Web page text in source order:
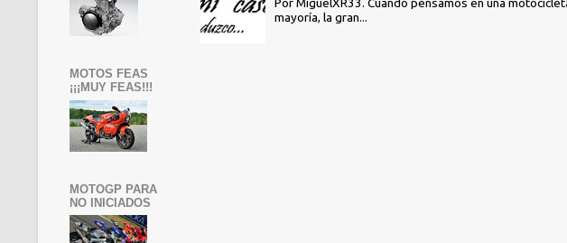
mayoría, la gran...
MOTOS FEAS
¡¡¡MUY FEAS!!!
MOTOGP PARA
NO INICIADOS